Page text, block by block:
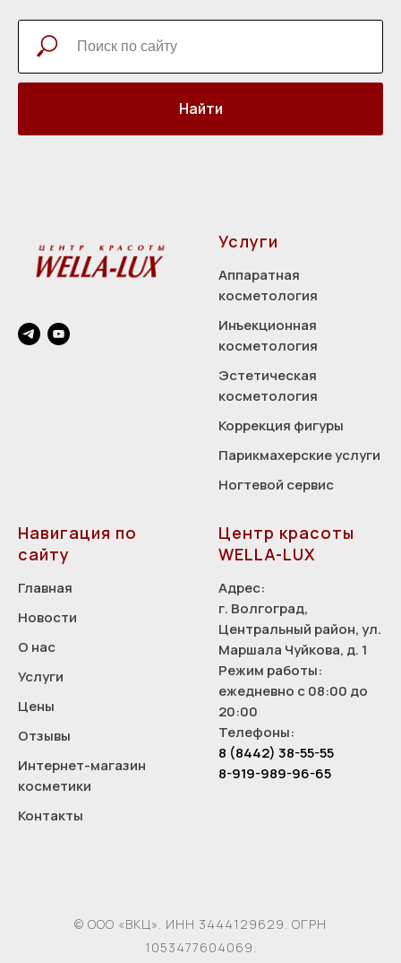
Найти
Услуги
Аппаратная
косметология
Инъекционная
косметология
Эстетическая
косметология
Коррекция фигуры
Парикмахерские услуги
Ногтевой сервис
Навигация по
сайту
Главная
Новости
О нас
Услуги
Цены
Отзывы
Интернет-магазин
косметики
Контакты
Центр красоты
WELLA-LUX
Адрес:
г. Волгоград,
Центральный район, ул.
Маршала Чуйкова, д. 1
Режим работы:
ежедневно с 08:00 до
20:00
Телефоны:
8 (8442) 38-55-55
8-919-989-96-65
© ООО «ВКЦ». ИНН 3444129629. ОГРН
1053477604069.